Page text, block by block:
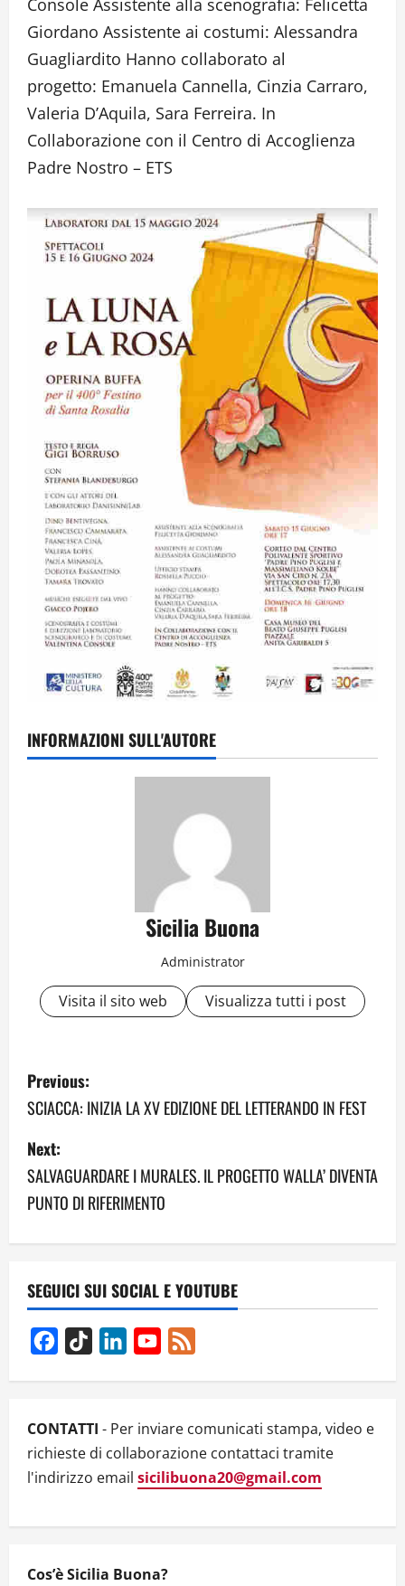
Console Assistente alla scenografia: Felicetta
Giordano Assistente ai costumi: Alessandra
Guagliardito Hanno collaborato al
progetto: Emanuela Cannella, Cinzia Carraro,
Valeria D’Aquila, Sara Ferreira. In
Collaborazione con il Centro di Accoglienza
Padre Nostro – ETS
INFORMAZIONI SULL'AUTORE
Sicilia Buona
Administrator
Visita il sito web Visualizza tutti i post
P
o
s
t
n
v
i
g
a
t
i
o
n
Previous:
SCIACCA: INIZIA LA XV EDIZIONE DEL LETTERANDO IN FEST
Next:
SALVAGUARDARE I MURALES. IL PROGETTO WALLA’ DIVENTA
PUNTO DI RIFERIMENTO
SEGUICI SUI SOCIAL E YOUTUBE
Facebook
TikTok LinkedInYouTube
CONTATTI - Per inviare comunicati stampa, video e
richieste di collaborazione contattaci tramite
l'indirizzo email sicilibuona20@gmail.com
Cos’è Sicilia Buona?